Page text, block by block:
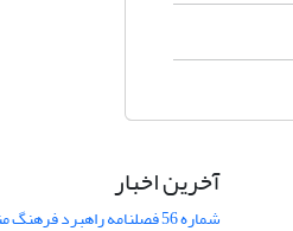
آخرین اخبار
شماره 56 فصلنامه راهبرد فرهنگ منتشر شد